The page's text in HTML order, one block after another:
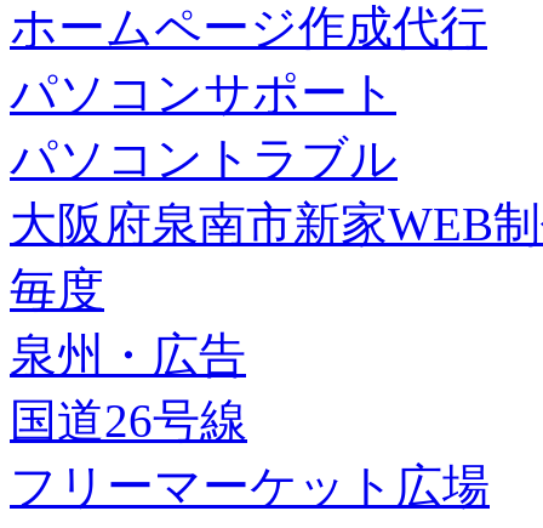
ホームページ作成代行
パソコンサポート
パソコントラブル
大阪府泉南市新家WEB
毎度
泉州・広告
国道26号線
フリーマーケット広場